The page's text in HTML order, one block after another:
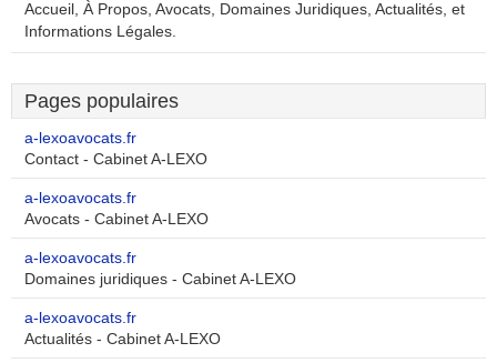
Accueil, À Propos, Avocats, Domaines Juridiques, Actualités, et
Informations Légales.
Pages populaires
a-lexoavocats.fr
Contact - Cabinet A-LEXO
a-lexoavocats.fr
Avocats - Cabinet A-LEXO
a-lexoavocats.fr
Domaines juridiques - Cabinet A-LEXO
a-lexoavocats.fr
Actualités - Cabinet A-LEXO